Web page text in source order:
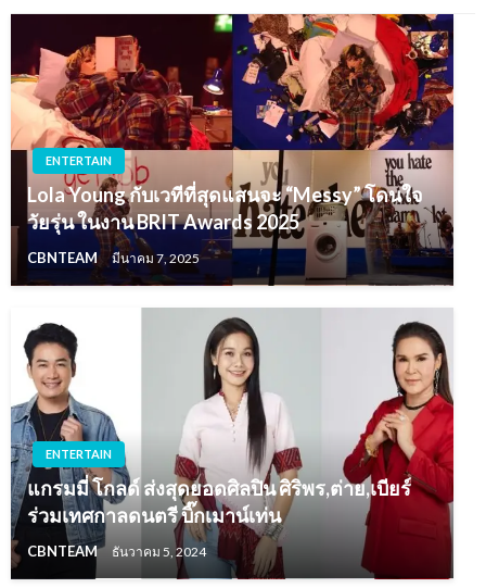
ENTERTAIN
Lola Young กับเวทีที่สุดแสนจะ “Messy” โดนใจ
วัยรุ่น ในงาน BRIT Awards 2025
CBNTEAM มีนาคม 7, 2025
ENTERTAIN
แกรมมี่ โกลด์ ส่งสุดยอดศิลปิน ศิริพร,ต่าย,เบียร์
ร่วมเทศกาลดนตรี บิ๊กเมาน์เท่น
CBNTEAM ธันวาคม 5, 2024